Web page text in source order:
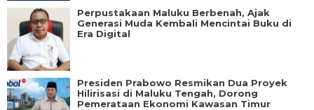
Perpustakaan Maluku Berbenah, Ajak
Generasi Muda Kembali Mencintai Buku di
Era Digital
Presiden Prabowo Resmikan Dua Proyek
Hilirisasi di Maluku Tengah, Dorong
Pemerataan Ekonomi Kawasan Timur